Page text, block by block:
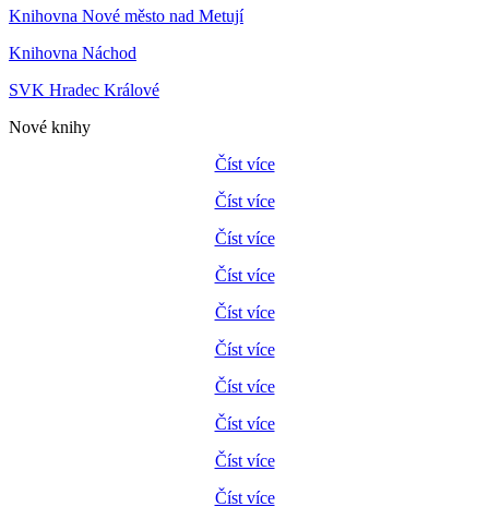
Knihovna Nové město nad Metují
Knihovna Náchod
SVK Hradec Králové
Nové knihy
Číst více
Číst více
Číst více
Číst více
Číst více
Číst více
Číst více
Číst více
Číst více
Číst více